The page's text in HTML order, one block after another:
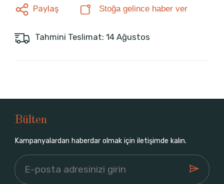
Paylaş Stoğa gelince haber ver
Tahmini Teslimat: 14 Ağustos
Bülten
Kampanyalardan haberdar olmak için iletişimde kalın.